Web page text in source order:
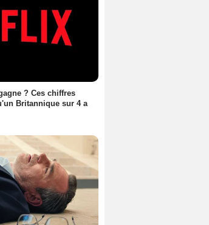
? Ces chiffres
Britannique sur 4 a